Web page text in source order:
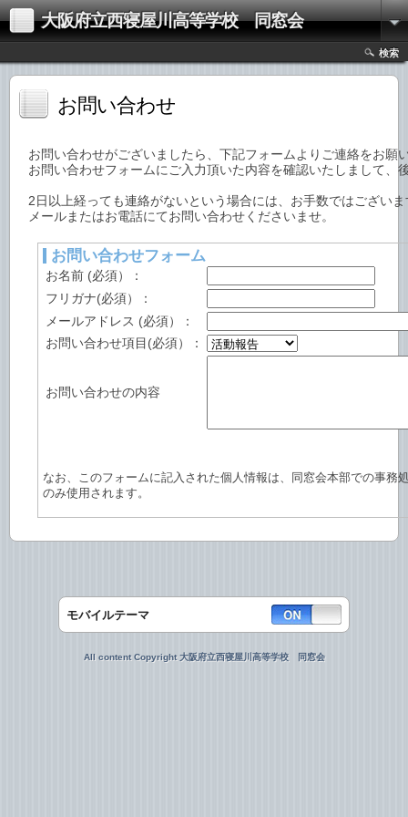
大阪府立西寝屋川高等学校 同窓会
検索
お問い合わせ
お問い合わせがございましたら、下記フォームよりご連絡をお願
お問い合わせフォームにご入力頂いた内容を確認いたしまして、
2日以上経っても連絡がないという場合には、お手数ではござい
メールまたはお電話にてお問い合わせくださいませ。
お問い合わせフォーム
お名前 (必須）：
フリガナ(必須）：
メールアドレス (必須）：
お問い合わせ項目(必須）：
お問い合わせの内容
なお、このフォームに記入された個人情報は、同窓会本部での事務
のみ使用されます。
モバイルテーマ
All content Copyright 大阪府立西寝屋川高等学校 同窓会